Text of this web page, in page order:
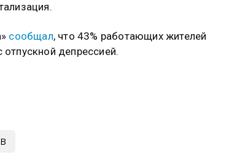
сообщал, что 43% работающих жителей
депрессией.